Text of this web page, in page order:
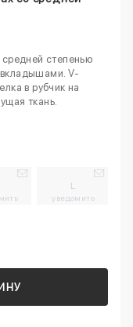
степенью
V-
в рубчик на
ткань.
L
уведомить